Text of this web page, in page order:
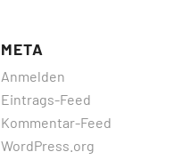
META
Anmelden
Eintrags-Feed
Kommentar-Feed
WordPress.org